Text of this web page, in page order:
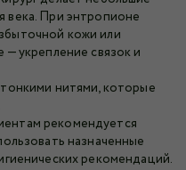
века. При энтропионе
кожи или
укрепление связок и
нитями, которые
рекомендуется
назначенные
рекомендаций.